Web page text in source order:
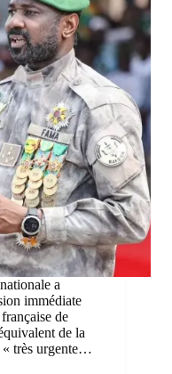
a
immédiate
de
de la
« très urgente…